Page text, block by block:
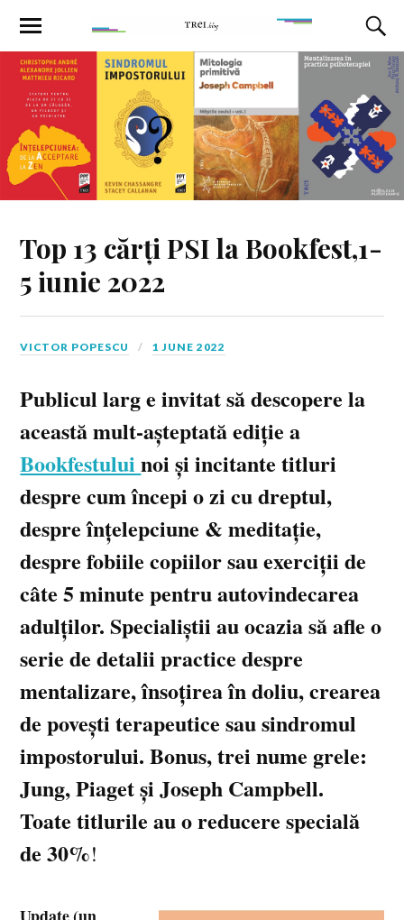
Top 13 cărți PSI la Bookfest,1-
5 iunie 2022
VICTOR POPESCU 1 JUNE 2022
Publicul larg e invitat să descopere la
această mult-așteptată ediție a
Bookfestuluinoi și incitante titluri
despre cum începi o zi cu dreptul,
despre înțelepciune & meditație,
despre fobiile copiilor sau exerciții de
câte 5 minute pentru autovindecarea
adulților. Specialiștii au ocazia să afle o
serie de detalii practice despre
mentalizare, însoțirea în doliu, crearea
de povești terapeutice sau sindromul
impostorului. Bonus, trei nume grele:
Jung, Piaget și Joseph Campbell.
Toate titlurile au o reducere specială
de 30%!